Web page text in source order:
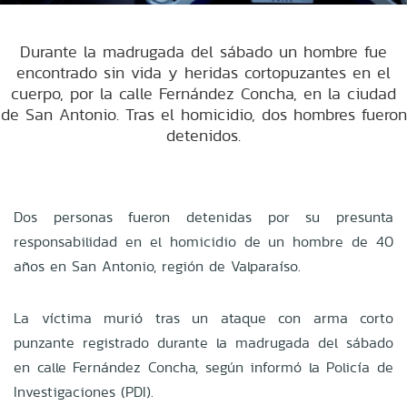
Durante la madrugada del sábado un hombre fue
encontrado sin vida y heridas cortopuzantes en el
cuerpo, por la calle Fernández Concha, en la ciudad
de San Antonio. Tras el homicidio, dos hombres fueron
detenidos.
Dos personas fueron detenidas por su presunta
responsabilidad en el homicidio de un hombre de 40
años en San Antonio, región de Valparaíso.
La víctima murió tras un ataque con arma corto
punzante registrado durante la madrugada del sábado
en calle Fernández Concha, según informó la Policía de
Investigaciones (PDI).